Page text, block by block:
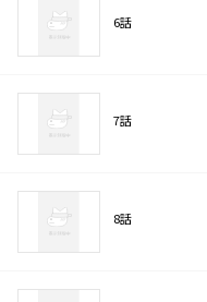
6話
7話
8話